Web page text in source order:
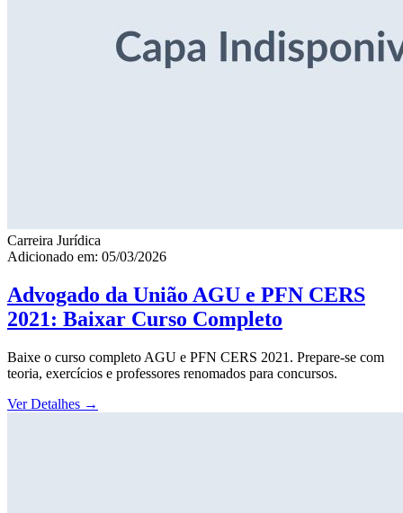
Carreira Jurídica
Adicionado em: 05/03/2026
Advogado da União AGU e PFN CERS
2021: Baixar Curso Completo
Baixe o curso completo AGU e PFN CERS 2021. Prepare-se com
teoria, exercícios e professores renomados para concursos.
Ver Detalhes →